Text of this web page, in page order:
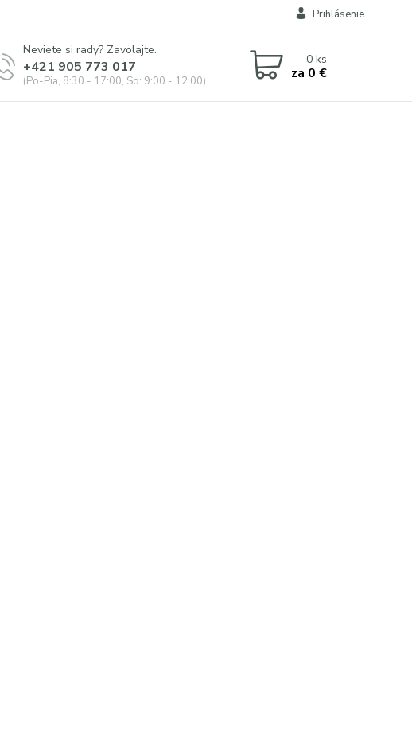
Prihlásenie
Neviete si rady? Zavolajte.
+421 905 773 017
(Po-Pia, 8:30 - 17:00, So: 9:00 - 12:00)
0ks
za 0 €